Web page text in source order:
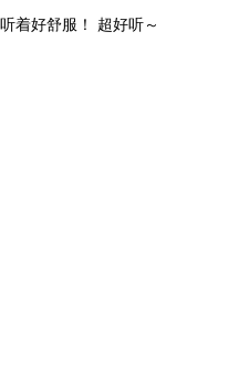
着好舒服！ 超好听～